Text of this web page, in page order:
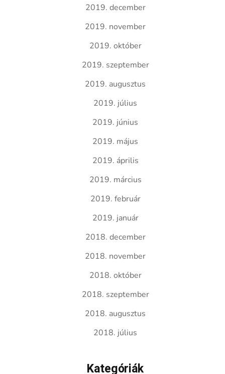
2019. december
2019. november
2019. október
2019. szeptember
2019. augusztus
2019. július
2019. június
2019. május
2019. április
2019. március
2019. február
2019. január
2018. december
2018. november
2018. október
2018. szeptember
2018. augusztus
2018. július
Kategóriák